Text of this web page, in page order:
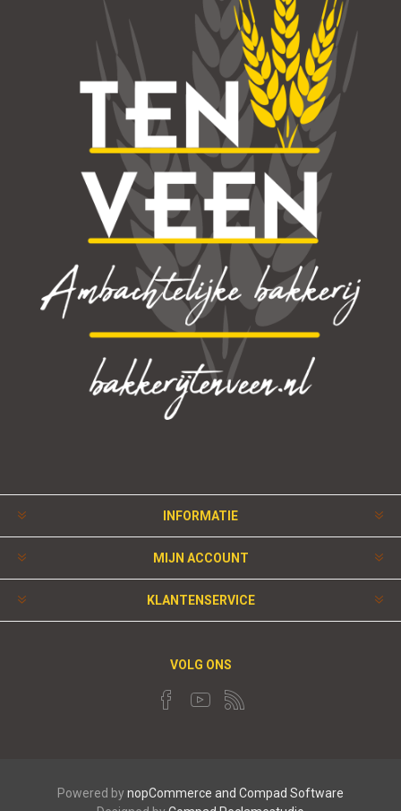
INFORMATIE
MIJN ACCOUNT
KLANTENSERVICE
VOLG ONS
Powered bynopCommerce and Compad Software